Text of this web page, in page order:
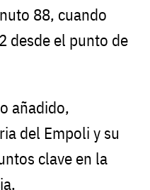
88, cuando
desde el punto de
añadido,
del Empoli y su
clave en la